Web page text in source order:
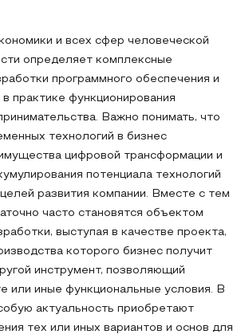
и всех сфер человеческой
определяет комплексные
программного обеспечения и
практике функционирования
Важно понимать, что
технологий в бизнес
цифровой трансформации и
потенциала технологий
развития компании. Вместе с тем
часто становятся объектом
выступая в качестве проекта,
которого бизнес получит
инструмент, позволяющий
или иные функциональные условия. В
актуальность приобретают
тех или иных вариантов и основ для